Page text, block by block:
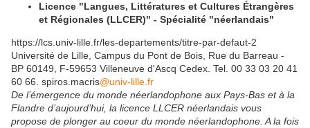
Licence "Langues, Littératures et Cultures Étrangères
et Régionales (LLCER)" - Spécialité "néerlandais"
https://lcs.univ-lille.fr/les-departements/titre-par-defaut-2
Université de Lille, Campus du Pont de Bois, Rue du Barreau -
BP 60149, F-59653 Villeneuve d'Ascq Cedex. Tel. 00 33 03 20 41
60 66. spiros.macris@univ-lille.fr
De l’émergence du monde néerlandophone aux Pays-Bas et à la
Flandre d’aujourd’hui, la licence LLCER néerlandais vous
propose de plonger au coeur du monde néerlandophone. A la fois